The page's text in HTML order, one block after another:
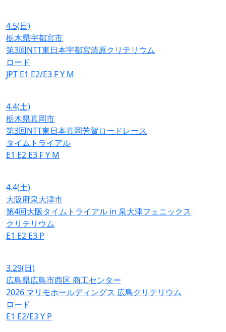
4.5(日)
栃木県宇都宮市
第3回NTT東日本宇都宮清原クリテリウム
ロード
JPT E1 E2/E3 FY M
4.4(土)
栃木県真岡市
第3回NTT東日本真岡芳賀ロードレース
タイムトライアル
E1 E2 E3 FY M
4.4(土)
大阪府泉大津市
第4回大阪タイムトライアル in 泉大津フェニックス
クリテリウム
E1 E2 E3 P
3.29(日)
広島県広島市西区 商工センター
2026 マリモホールディングス 広島クリテリウム
ロード
E1 E2/E3Y P